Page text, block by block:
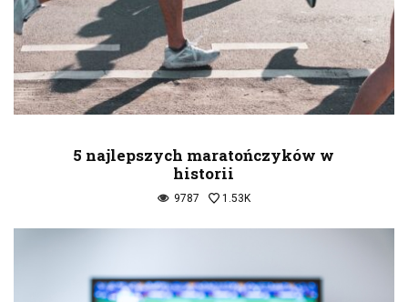
5 najlepszych maratończyków w
historii
9787 1.53K